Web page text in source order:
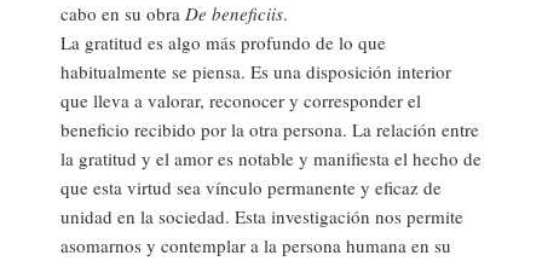
cabo en su obra De beneficiis.
La gratitud es algo más profundo de lo que
habitualmente se piensa. Es una disposición interior
que lleva a valorar, reconocer y corresponder el
beneficio recibido por la otra persona. La relación entre
la gratitud y el amor es notable y manifiesta el hecho de
que esta virtud sea vínculo permanente y eficaz de
unidad en la sociedad. Esta investigación nos permite
asomarnos y contemplar a la persona humana en su